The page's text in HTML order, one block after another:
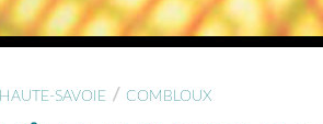
HAUTE-SAVOIE / COMBLOUX